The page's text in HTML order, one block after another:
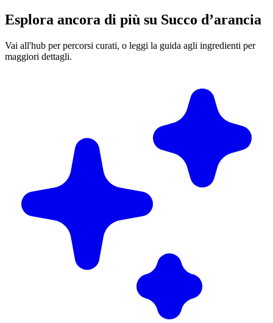
Esplora ancora di più su Succo d’arancia
Vai all'hub per percorsi curati, o leggi la guida agli ingredienti per
maggiori dettagli.